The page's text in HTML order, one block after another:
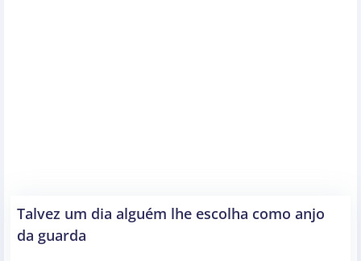
Talvez um dia alguém lhe escolha como anjo
da guarda